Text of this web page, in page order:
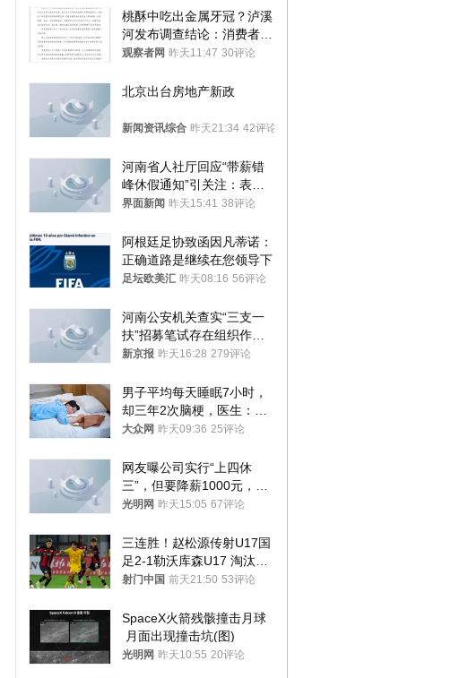
桃酥中吃出金属牙冠？泸溪
河发布调查结论：消费者已
澄清，所发视频情况不属实
观察者网 昨天11:47 30评论
北京出台房地产新政
新闻资讯综合 昨天21:34 42评论
河南省人社厅回应“带薪错
峰休假通知”引关注：表述
不够准确，待修改后印发
界面新闻 昨天15:41 38评论
阿根廷足协致函因凡蒂诺：
正确道路是继续在您领导下
足坛欧美汇 昨天08:16 56评论
河南公安机关查实“三支一
扶”招募笔试存在组织作弊
犯罪行为
新京报 昨天16:28 279评论
男子平均每天睡眠7小时，
却三年2次脑梗，医生：这
样睡觉更伤身
大众网 昨天09:36 25评论
网友曝公司实行“上四休
三”，但要降薪1000元，不
接受只能辞职
光明网 昨天15:05 67评论
三连胜！赵松源传射U17国
足2-1勒沃库森U17 淘汰赛
将战河床
射门中国 前天21:50 53评论
SpaceX火箭残骸撞击月球
月面出现撞击坑(图)
光明网 昨天10:55 20评论